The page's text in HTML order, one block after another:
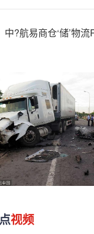
视频